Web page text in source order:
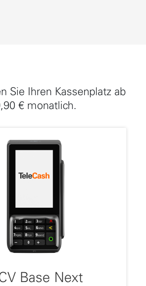
Sie Ihren Kassenplatz ab
€ monatlich.
Base Next